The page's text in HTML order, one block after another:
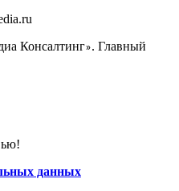
Консалтинг». Главный
данных